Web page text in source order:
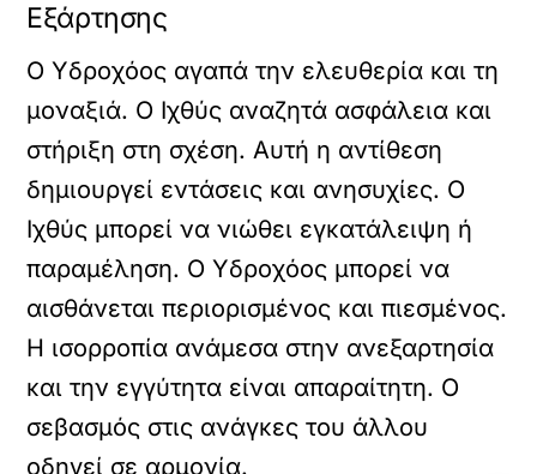
Εξάρτησης
Ο Υδροχόος αγαπά την ελευθερία και τη
μοναξιά. Ο Ιχθύς αναζητά ασφάλεια και
στήριξη στη σχέση. Αυτή η αντίθεση
δημιουργεί εντάσεις και ανησυχίες. Ο
Ιχθύς μπορεί να νιώθει εγκατάλειψη ή
παραμέληση. Ο Υδροχόος μπορεί να
αισθάνεται περιορισμένος και πιεσμένος.
Η ισορροπία ανάμεσα στην ανεξαρτησία
και την εγγύτητα είναι απαραίτητη. Ο
σεβασμός στις ανάγκες του άλλου
οδηγεί σε αρμονία.